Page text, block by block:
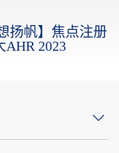
扬帆】焦点注册
2023